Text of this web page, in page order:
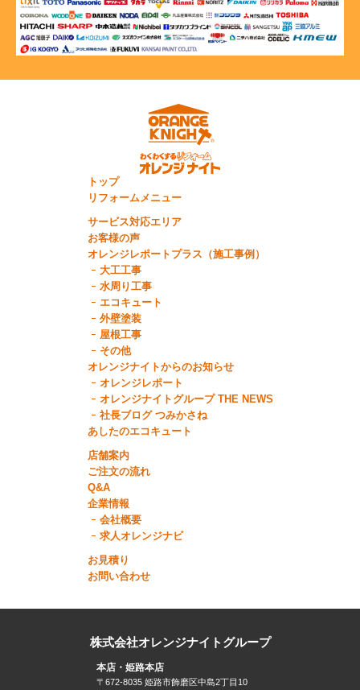
トップ
リフォームメニュー
サービス対応エリア
お客様の声
オレンジレポートプラス（施工事例）
大工工事
水周り工事
エコキュート
外壁塗装
屋根工事
その他
オレンジナイトからのお知らせ
オレンジレポート
オレンジナイトグループ THE NEWS
社長ブログ つみかさね
あしたのエコキュート
店舗案内
ご注文の流れ
Q&A
企業情報
会社概要
求人オレンジナビ
お見積り
お問い合わせ
株式会社オレンジナイトグループ
本店・姫路本店
〒672-8035 姫路市飾磨区中島2丁目10